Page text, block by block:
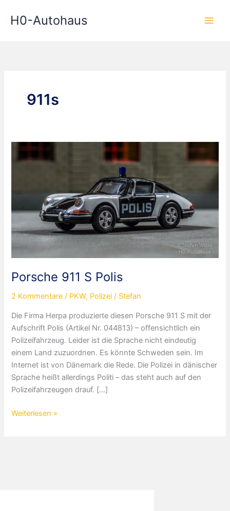
InhaltH0-Autohaus
911s
Porsche 911 S Polis
2 Kommentare / PKW, Polizei / Stefan
Die Firma Herpa produzierte diesen Porsche 911 S mit der
Aufschrift Polis (Artikel Nr. 044813) – offensichtlich ein
Polizeifahrzeug. Leider ist die Sprache nicht eindeutig
einem Land zuzuordnen. Es könnte Schweden sein. Im
Internet ist von Dänemark die Rede. Die Polizei in dänischer
Sprache heißt allerdings Politi – das steht auch auf den
Polizeifahrzeugen drauf. […]
Porsche
Weiterlesen »